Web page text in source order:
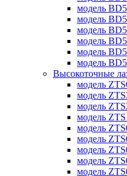
модель
модель
модель
модель
модель
модель
Высокоточные
модель
модель
модель
модель
модель
модель
модель
модель
модель